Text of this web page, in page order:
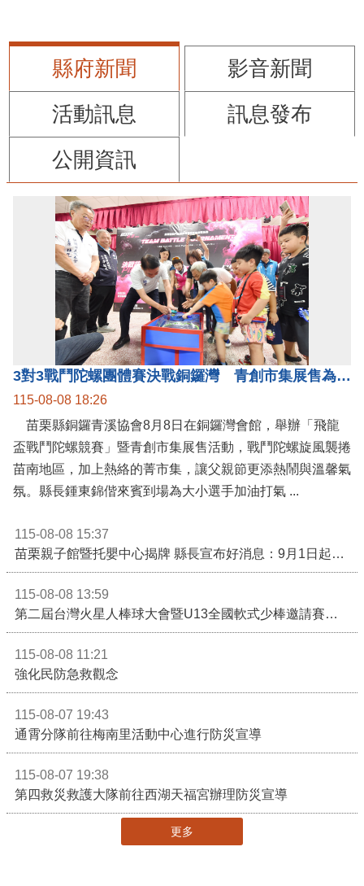
縣府新聞
影音新聞
活動訊息
訊息發布
公開資訊
3對3戰鬥陀螺團體賽決戰銅鑼灣 青創市集展售為父親節增添繽紛
115-08-08 18:26
苗栗縣銅鑼青溪協會8月8日在銅鑼灣會館，舉辦「飛龍
盃戰鬥陀螺競賽」暨青創市集展售活動，戰鬥陀螺旋風襲捲
苗南地區，加上熱絡的菁市集，讓父親節更添熱鬧與溫馨氣
氛。縣長鍾東錦偕來賓到場為大小選手加油打氣 ...
115-08-08 15:37
苗栗親子館暨托嬰中心揭牌 縣長宣布好消息：9月1日起調降臨時托嬰費用
115-08-08 13:59
第二屆台灣火星人棒球大會暨U13全國軟式少棒邀請賽在苗栗舉辦
115-08-08 11:21
強化民防急救觀念
115-08-07 19:43
通霄分隊前往梅南里活動中心進行防災宣導
115-08-07 19:38
第四救災救護大隊前往西湖天福宮辦理防災宣導
更多